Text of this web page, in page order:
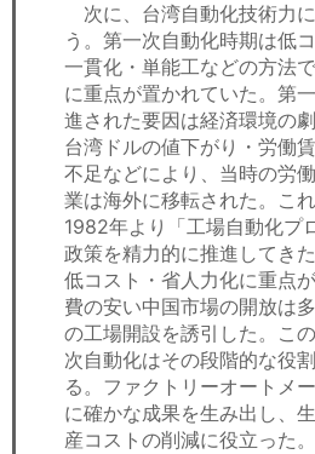
次に、台湾自動化技術力
う。第一次自動化時期は低
一貫化・単能工などの方法
に重点が置かれていた。第
進された要因は経済環境の
台湾ドルの値下がり・労働
不足などにより、当時の労
業は海外に移転された。こ
1982年より「工場自動化プ
政策を精力的に推進してき
低コスト・省人力化に重点
費の安い中国市場の開放は
の工場開設を誘引した。こ
次自動化はその段階的な役
る。ファクトリーオートメ
に確かな成果を生み出し、
産コストの削減に役立った。